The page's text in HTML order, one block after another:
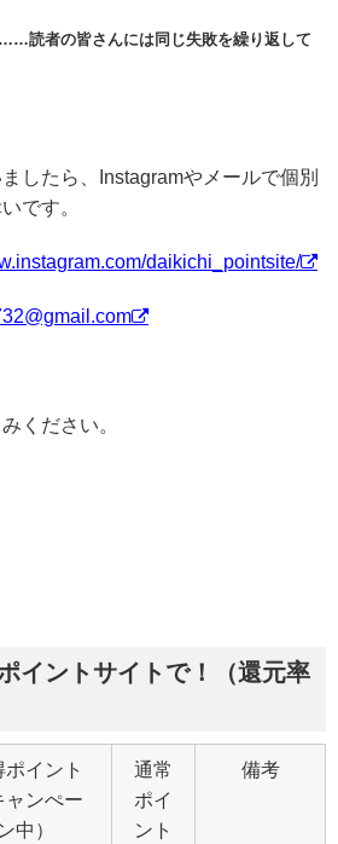
読者の皆さんには同じ失敗を繰り返して
したら、Instagramやメールで個別
です。
daikichi_pointsite/
ください。
イントサイトで！（還元率
ポイント
ャンぺー
ン中）
通常
ポイ
ント
備考